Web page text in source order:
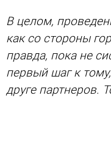
В целом,
как со стороны
правда, пока не
первый шаг к
друге партнеров.